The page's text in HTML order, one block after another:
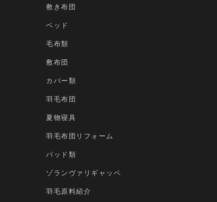
敷き布団
ベッド
毛布類
敷布団
カバー類
羽毛布団
夏物寝具
羽毛布団リフォーム
パッド類
ゾランヴァリギャッベ
羽毛原料紹介